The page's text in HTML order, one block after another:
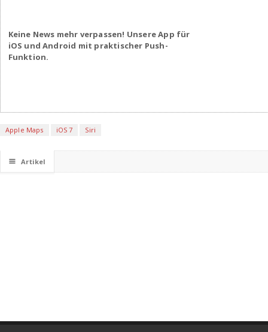
Keine News mehr verpassen! Unsere App für
iOS und Android mit praktischer Push-
Funktion.
Apple Maps iOS 7 Siri
☰ Artikel